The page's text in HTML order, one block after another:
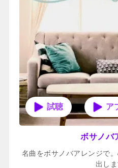
ア
ボサノバ
名曲をボサノバアレンジで
出しま